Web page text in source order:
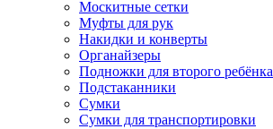
Москитные сетки
Муфты для рук
Накидки и конверты
Органайзеры
Подножки для второго ребёнка
Подстаканники
Сумки
Сумки для транспортировки